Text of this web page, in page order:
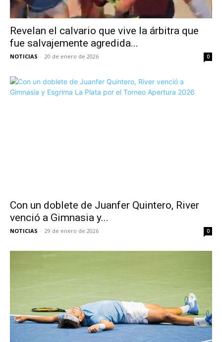
Revelan el calvario que vive la árbitra que
fue salvajemente agredida...
NOTICIAS - 20 de enero de 2026 0
Con un doblete de Juanfer Quintero, River
venció a Gimnasia y...
NOTICIAS - 29 de enero de 2026 0